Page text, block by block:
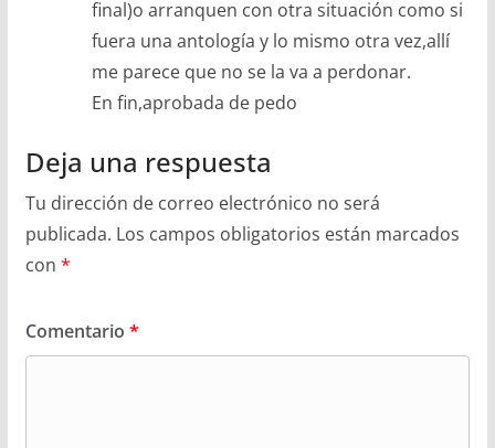
final)o arranquen con otra situación como si
fuera una antología y lo mismo otra vez,allí
me parece que no se la va a perdonar.
En fin,aprobada de pedo
Deja una respuesta
Tu dirección de correo electrónico no será
publicada. Los campos obligatorios están marcados
con *
Comentario *